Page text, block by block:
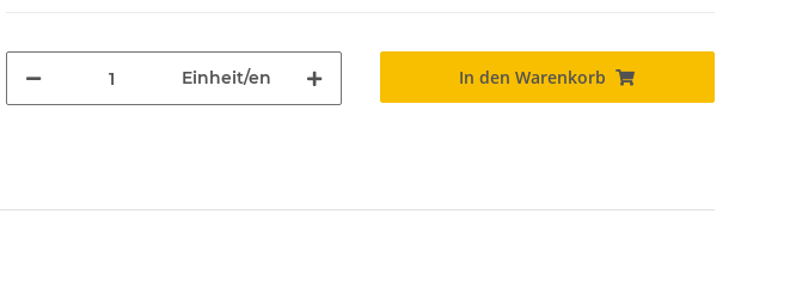
Einheit/en In den Warenkorb